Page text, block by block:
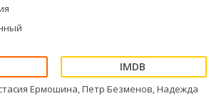
Ермошина, Петр Безменов, Надежда